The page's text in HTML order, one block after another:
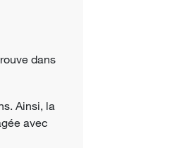
dans
Ainsi, la
avec